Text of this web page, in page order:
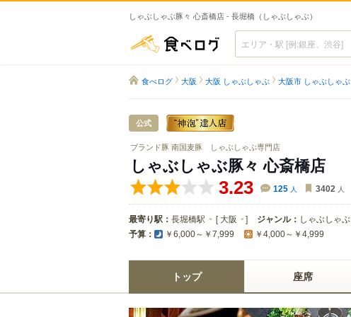
しゃぶしゃぶ豚々 心斎橋店 - 長堀橋（しゃぶしゃぶ）
食べログ
食べログ 大阪 大阪 しゃぶしゃぶ 大阪市 しゃぶしゃぶ
公式
ブランド豚 南国麦豚 しゃぶしゃぶ専門店
しゃぶしゃぶ豚々 心斎橋店
3.23 125 人 3402 人
最寄り駅： 長堀橋駅 [ 大阪 ] ジャンル： しゃぶしゃぶ
予算： ￥6,000～￥7,999 ￥4,000～￥4,999
トップ 座席